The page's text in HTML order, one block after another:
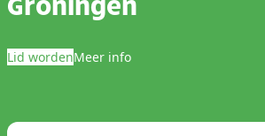
Lid wordenMeer info